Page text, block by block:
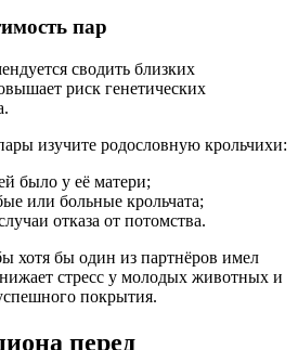
пар
сводить близких
риск генетических
изучите родословную крольчихи:
было у её матери;
или больные крольчата;
отказа от потомства.
хотя бы один из партнёров имел
стресс у молодых животных и
покрытия.
перед